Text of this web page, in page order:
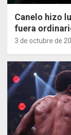
Canelo hizo
fuera
3 de octubre de